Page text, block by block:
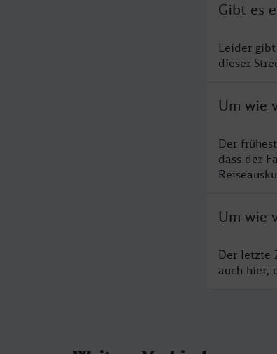
Gibt es
Leider
dieser
Um wie
Der
dass der
Um wie
Der letzte
auch hier,